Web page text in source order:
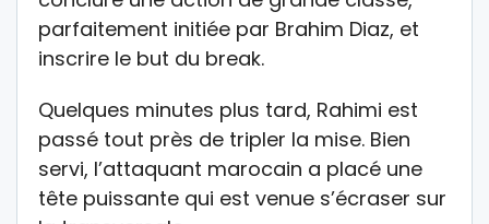
parfaitement initiée par Brahim Diaz, et
inscrire le but du break.
Quelques minutes plus tard, Rahimi est
passé tout près de tripler la mise. Bien
servi, l’attaquant marocain a placé une
tête puissante qui est venue s’écraser sur